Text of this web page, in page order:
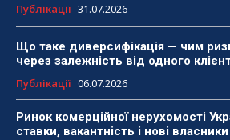
Публікації 31.07.2026
Що таке диверсифікація — чим
через залежність від одного
Публікації 06.07.2026
Ринок комерційної нерухомості
ставки, вакантність і нові